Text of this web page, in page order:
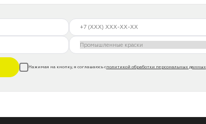
Нажимая на кнопку, я соглашаюсь сполитикой обработки персональных данных